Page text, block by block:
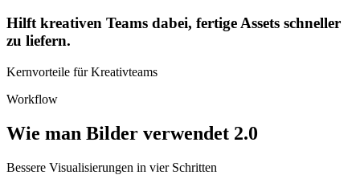
Hilft kreativen Teams dabei, fertige Assets schneller
zu liefern.
Kernvorteile für Kreativteams
Workflow
Wie man Bilder verwendet 2.0
Bessere Visualisierungen in vier Schritten